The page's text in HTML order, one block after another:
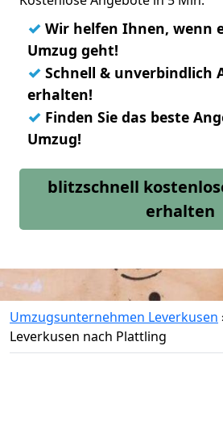
✓ Wir helfen Ihnen, wenn
Umzug geht!
✓ Schnell & unverbindlich
erhalten!
✓ Finden Sie das beste
Umzug!
blitzschnell
erhalten
Umzugsunternehmen Leverkusen
Leverkusen nach Plattling